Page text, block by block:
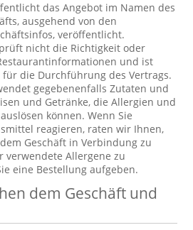
das Angebot im Namen des
ausgehend von den
veröffentlicht.
nicht die Richtigkeit oder
und ist
die Durchführung des Vertrags.
gegebenenfalls Zutaten und
und Getränke, die Allergien und
können. Wenn Sie
reagieren, raten wir Ihnen,
Geschäft in Verbindung zu
verwendete Allergene zu
eine Bestellung aufgeben.
dem Geschäft und